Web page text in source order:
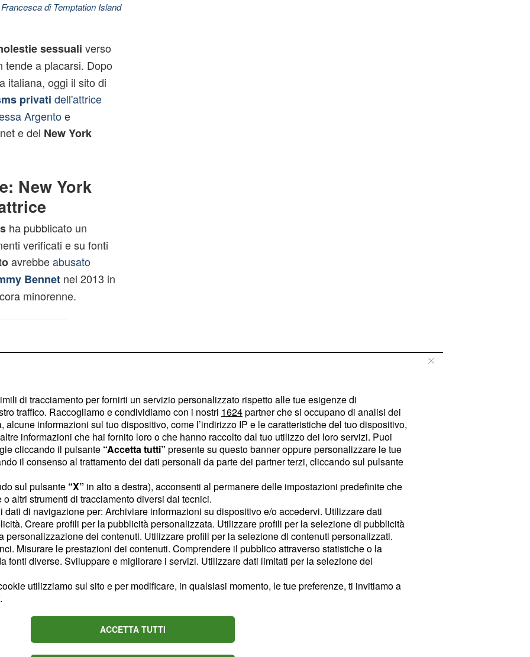
di Temptation Island
sessuali verso
tende a placarsi. Dopo
italiana, oggi il sito di
privati dell'attrice
Argentoe
e del New York
New York
ha pubblicato un
verificati e su fonti
avrebbeabusato
Bennet nel 2013 in
minorenne.
scorso aprile l'attrice
somma di 380 mila
psicologici e finanziari
oggi 22 enne.
ore successive dalla
di non aver
Jimmy Bennet.
Argento e a
di tracciamento per fornirti un servizio personalizzato rispetto alle tue esigenze di
traffico. Raccogliamo e condividiamo con i nostri 1624partner che si occupano di analisi dei
informazioni sul tuo dispositivo, come l’indirizzo IP e le caratteristiche del tuo dispositivo,
informazioni che hai fornito loro o che hanno raccolto dal tuo utilizzo dei loro servizi. Puoi
cliccando il pulsante “Accetta tutti” presente su questo banner oppure personalizzare le tue
il consenso al trattamento dei dati personali da parte dei partner terzi, cliccando sul pulsante
sul pulsante “X” in alto a destra), acconsenti al permanere delle impostazioni predefinite che
altri strumenti di tracciamento diversi dai tecnici.
dati di navigazione per: Archiviare informazioni su dispositivo e/o accedervi. Utilizzare dati
Creare profili per la pubblicità personalizzata. Utilizzare profili per la selezione di pubblicità
personalizzazione dei contenuti. Utilizzare profili per la selezione di contenuti personalizzati.
Misurare le prestazioni dei contenuti. Comprendere il pubblico attraverso statistiche o la
fonti diverse. Sviluppare e migliorare i servizi. Utilizzare dati limitati per la selezione dei
utilizziamo sul sito e per modificare, in qualsiasi momento, le tue preferenze, ti invitiamo a
.
ACCETTA TUTTI